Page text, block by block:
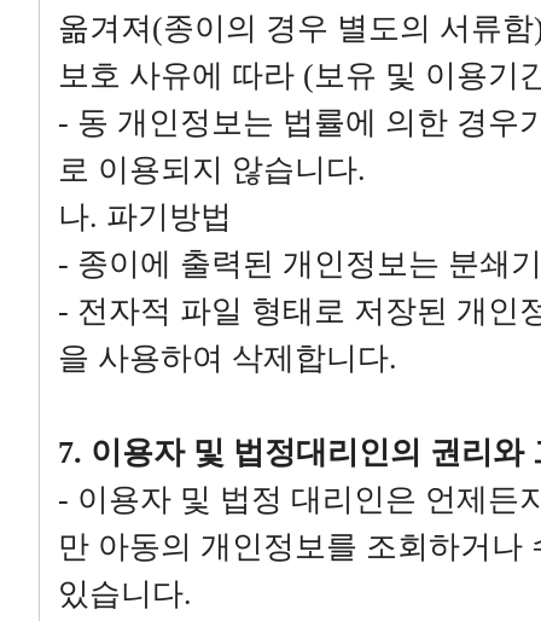
옮겨져(종이의 경우 별도의 서류
보호 사유에 따라 (보유 및 이용기
- 동 개인정보는 법률에 의한 경우
로 이용되지 않습니다.
나. 파기방법
- 종이에 출력된 개인정보는 분쇄
- 전자적 파일 형태로 저장된 개인
을 사용하여 삭제합니다.
7. 이용자 및 법정대리인의 권리와
- 이용자 및 법정 대리인은 언제든
만 아동의 개인정보를 조회하거
있습니다.